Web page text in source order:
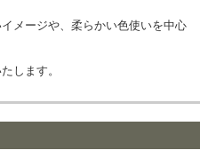
メージや、柔らかい色使いを中心
します。